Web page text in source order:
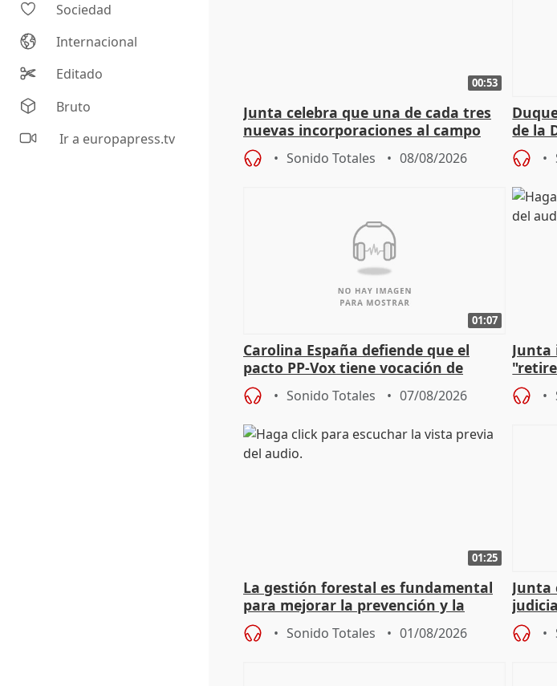
Sociedad
Internacional
Editado
Bruto
Ir a europapress.tv
00:53
Junta celebra que una de cada tres
nuevas incorporaciones al campo
andaluz son mujeres jóvenes
Sonido Totales 08/08/2026
de la
del
01:07
Carolina España defiende que el
pacto PP-Vox tiene vocación de
"durar toda la legislatura"
Sonido Totales 07/08/2026
Junta
01:25
La gestión forestal es fundamental
para mejorar la prevención y la
actuación frente a incendios
Sonido Totales 01/08/2026
Junta
que